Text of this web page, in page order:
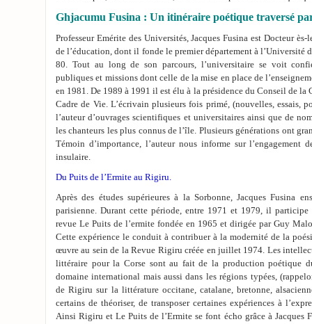
Ghjacumu Fusina : Un itinéraire poétique traversé
Professeur Emérite des Universités, Jacques Fusina est Docteur
de l’éducation, dont il fonde le premier département à l’Université
80. Tout au long de son parcours, l’universitaire se voit
publiques et missions dont celle de la mise en place de
en 1981. De 1989 à 1991 il est élu à la présidence du Conseil de la
Cadre de Vie. L’écrivain plusieurs fois primé, (nouvelles, essais,
l’auteur d’ouvrages scientifiques et universitaires ainsi que de
les chanteurs les plus connus de l’île. Plusieurs générations ont
Témoin d’importance, l’auteur nous informe sur l’engagement
insulaire.
Du Puits de l’Ermite au Rigiru.
Après des études supérieures à la Sorbonne, Jacques Fusina
parisienne. Durant cette période, entre 1971 et 1979, il participe
revue Le Puits de l’ermite fondée en 1965 et dirigée par Guy
Cette expérience le conduit à contribuer à la modernité de la
œuvre au sein de la Revue Rigiru créée en juillet 1974. Les
littéraire pour la Corse sont au fait de la production poétique
domaine international mais aussi dans les régions typées,
de Rigiru sur la littérature occitane, catalane, bretonne,
certains de théoriser, de transposer certaines expériences à
Ainsi Rigiru et Le Puits de l’Ermite se font écho grâce à Jacques